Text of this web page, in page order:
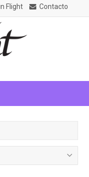
Flight Contacto